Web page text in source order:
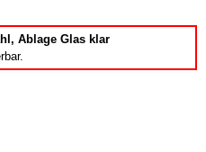
Ablage Glas klar